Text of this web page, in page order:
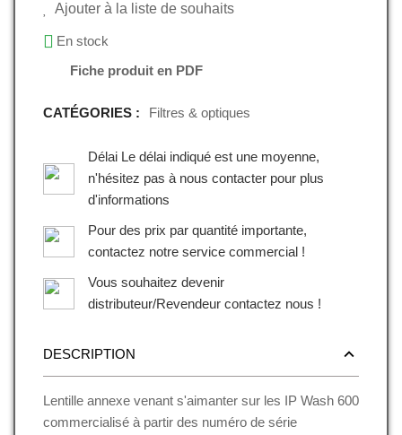
Ajouter à la liste de souhaits
En stock
Fiche produit en PDF
CATÉGORIES : Filtres & optiques
Délai Le délai indiqué est une moyenne,
n'hésitez pas à nous contacter pour plus
d'informations
Pour des prix par quantité importante,
contactez notre service commercial !
Vous souhaitez devenir
distributeur/Revendeur contactez nous !
DESCRIPTION
Lentille annexe venant s'aimanter sur les IP Wash 600
commercialisé à partir des numéro de série